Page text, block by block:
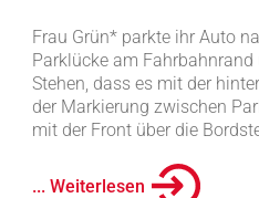
Frau Grün* parkte ihr Auto
Parklücke am
Stehen, dass es mit der
der Markierung zwischen
mit der Front über die
... Weiterlesen